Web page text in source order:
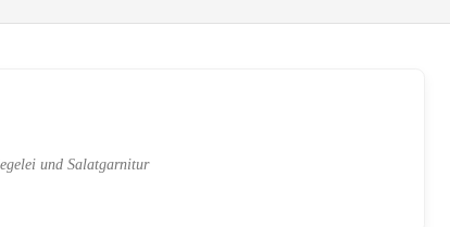
und Salatgarnitur